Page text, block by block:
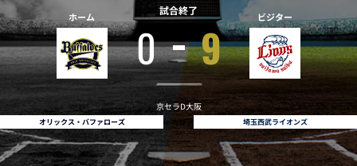
ホーム
オリックス・バファローズ
試合終了
0 9
京セラD大阪
ビジター
埼玉西武ライオンズ